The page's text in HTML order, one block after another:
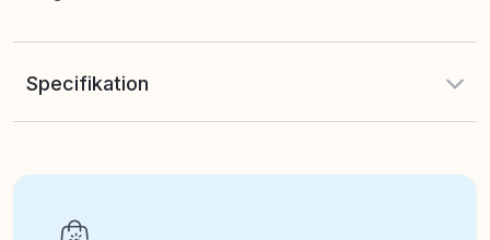
Specifikation
Ålder från